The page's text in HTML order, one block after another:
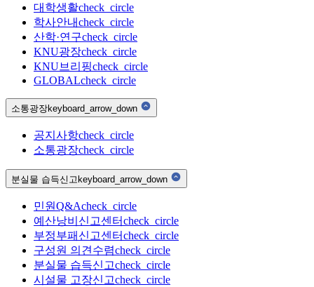
대학생활check_circle
학사안내check_circle
산학·연구check_circle
KNU광장check_circle
KNU브리핑check_circle
GLOBALcheck_circle
소통광장keyboard_arrow_down
공지사항check_circle
소통광장check_circle
분실물 습득신고keyboard_arrow_down
민원Q&Acheck_circle
예산낭비신고센터check_circle
부정부패신고센터check_circle
구성원 의견수렴check_circle
분실물 습득신고check_circle
시설물 고장신고check_circle